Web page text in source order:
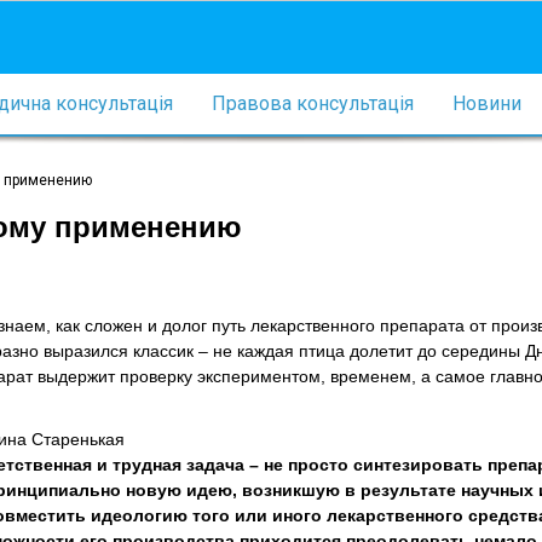
консультація Правова консультація Новини
применению
применению
как сложен и долог путь лекарственного препарата от
выразился классик – не каждая птица долетит до середины
выдержит проверку экспериментом, временем, а самое
Старенькая
и трудная задача – не просто синтезировать
новую идею, возникшую в результате научных
идеологию того или иного лекарственного